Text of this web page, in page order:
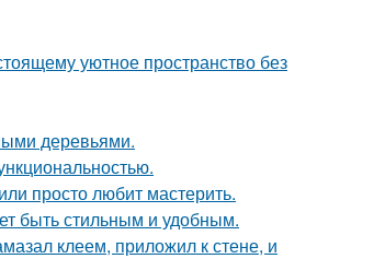
уютное пространство без
деревьями.
просто любит мастерить.
быть стильным и удобным.
клеем, приложил к стене, и